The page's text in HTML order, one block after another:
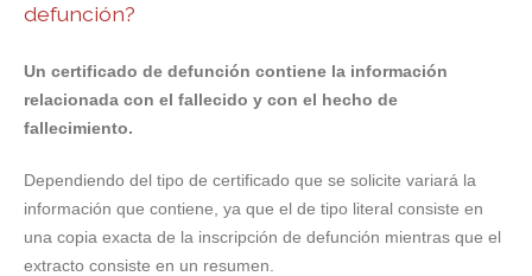
defunción?
Un certificado de defunción contiene la información
relacionada con el fallecido y con el hecho de
fallecimiento.
Dependiendo del tipo de certificado que se solicite variará la
información que contiene, ya que el de tipo literal consiste en
una copia exacta de la inscripción de defunción mientras que el
extracto consiste en un resumen.